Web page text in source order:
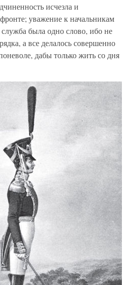
исчезла и
уважение к начальникам
была одно слово, ибо не
а все делалось совершенно
дабы только жить со дня